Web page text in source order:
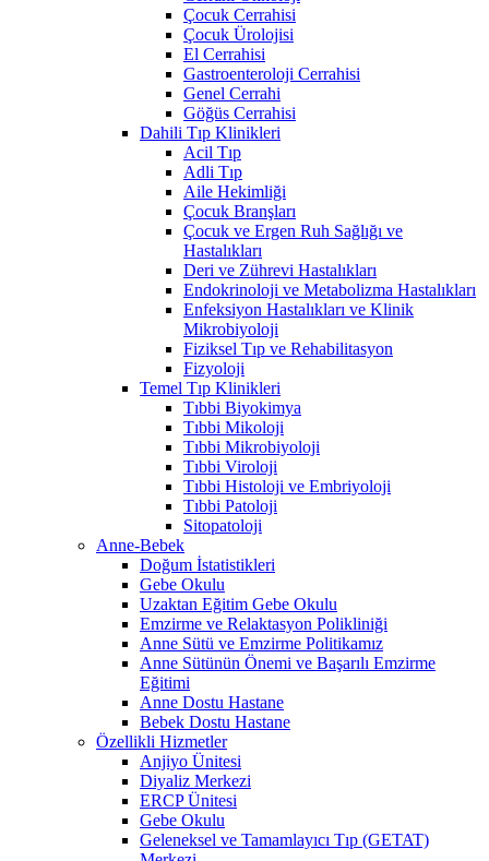
Çocuk Cerrahisi
Çocuk Ürolojisi
El Cerrahisi
Gastroenteroloji Cerrahisi
Genel Cerrahi
Göğüs Cerrahisi
Dahili Tıp Klinikleri
Acil Tıp
Adli Tıp
Aile Hekimliği
Çocuk Branşları
Çocuk ve Ergen Ruh Sağlığı ve
Hastalıkları
Deri ve Zührevi Hastalıkları
Endokrinoloji ve Metabolizma Hastalıkları
Enfeksiyon Hastalıkları ve Klinik
Mikrobiyoloji
Fiziksel Tıp ve Rehabilitasyon
Fizyoloji
Temel Tıp Klinikleri
Tıbbi Biyokimya
Tıbbi Mikoloji
Tıbbi Mikrobiyoloji
Tıbbi Viroloji
Tıbbi Histoloji ve Embriyoloji
Tıbbi Patoloji
Sitopatoloji
Anne-Bebek
Doğum İstatistikleri
Gebe Okulu
Uzaktan Eğitim Gebe Okulu
Emzirme ve Relaktasyon Polikliniği
Anne Sütü ve Emzirme Politikamız
Anne Sütünün Önemi ve Başarılı Emzirme
Eğitimi
Anne Dostu Hastane
Bebek Dostu Hastane
Özellikli Hizmetler
Anjiyo Ünitesi
Diyaliz Merkezi
ERCP Ünitesi
Gebe Okulu
Geleneksel ve Tamamlayıcı Tıp (GETAT)